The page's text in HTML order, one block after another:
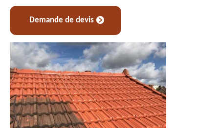
Demande de devis